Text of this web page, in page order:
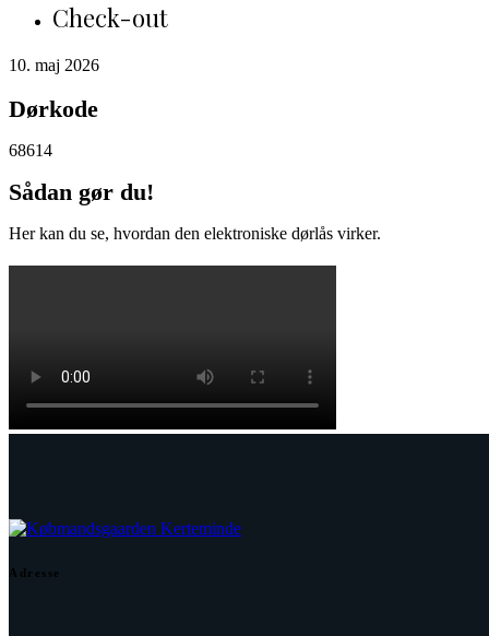
Check-out
10. maj 2026
Dørkode
68614
Sådan gør du!
Her kan du se, hvordan den elektroniske dørlås virker.
Adresse